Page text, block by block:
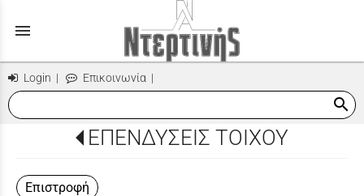
menu
Login | Επικοινωνία |
search
ΕΠΕΝΔΥΣΕΙΣ ΤΟΙΧΟΥ
Επιστροφή